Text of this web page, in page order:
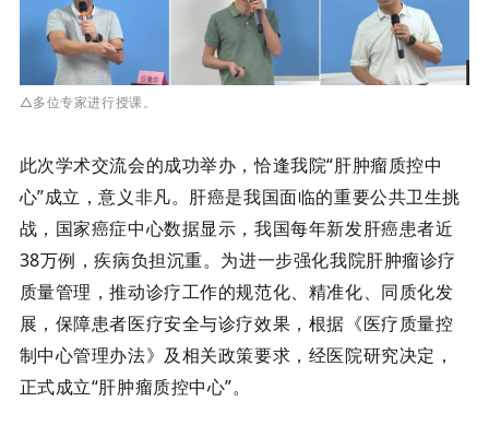
△多位专家进行授课。
此次学术交流会的成功举办，恰逢我院“肝肿瘤质控中
心”成立，意义非凡。肝癌是我国面临的重要公共卫生挑
战，国家癌症中心数据显示，我国每年新发肝癌患者近
38万例，疾病负担沉重。为进一步强化我院肝肿瘤诊疗
质量管理，推动诊疗工作的规范化、精准化、同质化发
展，保障患者医疗安全与诊疗效果，根据《医疗质量控
制中心管理办法》及相关政策要求，经医院研究决定，
正式成立“肝肿瘤质控中心”。